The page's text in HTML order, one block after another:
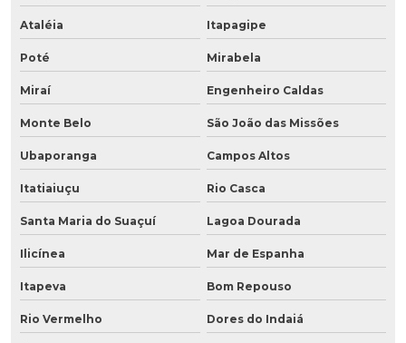
Ataléia Itapagipe
Poté Mirabela
Miraí Engenheiro Caldas
Monte Belo São João das Missões
Ubaporanga Campos Altos
Itatiaiuçu Rio Casca
Santa Maria do Suaçuí Lagoa Dourada
Ilicínea Mar de Espanha
Itapeva Bom Repouso
Rio Vermelho Dores do Indaiá